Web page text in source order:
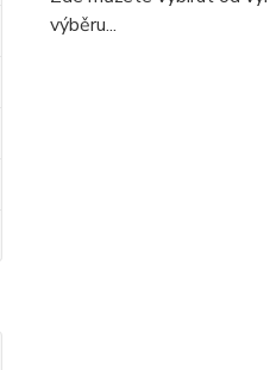
výběru...